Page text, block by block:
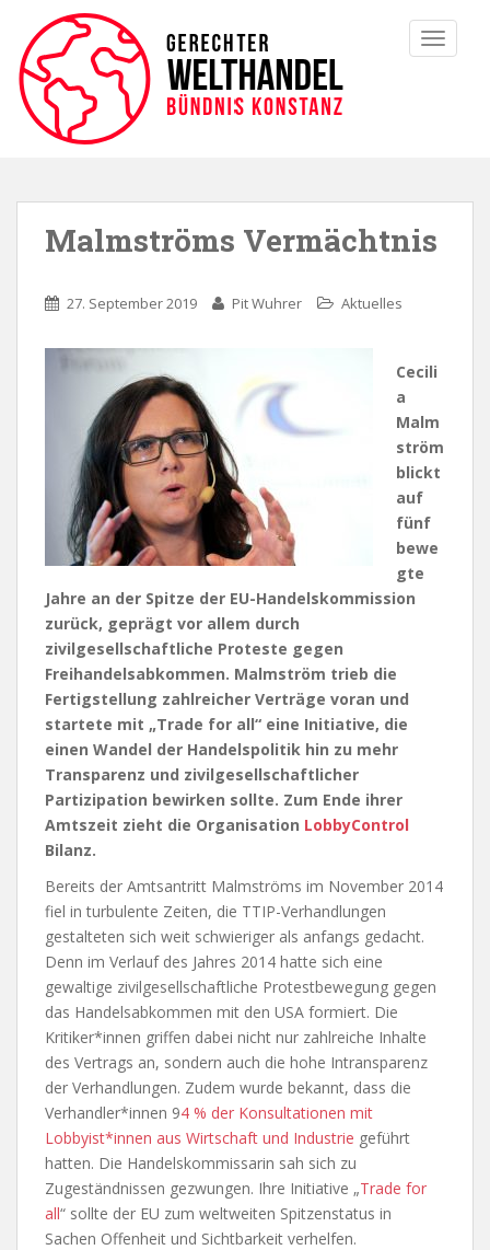
Malmströms Vermächtnis
27. September 2019 Pit Wuhrer Aktuelles
Cecili
a
Malm
ström
blickt
auf
fünf
bewe
gte
Jahre an der Spitze der EU-Handelskommission
zurück, geprägt vor allem durch
zivilgesellschaftliche Proteste gegen
Freihandelsabkommen. Malmström trieb die
Fertigstellung zahlreicher Verträge voran und
startete mit „Trade for all“ eine Initiative, die
einen Wandel der Handelspolitik hin zu mehr
Transparenz und zivilgesellschaftlicher
Partizipation bewirken sollte. Zum Ende ihrer
Amtszeit zieht die Organisation LobbyControl
Bilanz.
Bereits der Amtsantritt Malmströms im November 2014
fiel in turbulente Zeiten, die TTIP-Verhandlungen
gestalteten sich weit schwieriger als anfangs gedacht.
Denn im Verlauf des Jahres 2014 hatte sich eine
gewaltige zivilgesellschaftliche Protestbewegung gegen
das Handelsabkommen mit den USA formiert. Die
Kritiker*innen griffen dabei nicht nur zahlreiche Inhalte
des Vertrags an, sondern auch die hohe Intransparenz
der Verhandlungen. Zudem wurde bekannt, dass die
Verhandler*innen 94 % der Konsultationen mit
Lobbyist*innen aus Wirtschaft und Industrie geführt
hatten. Die Handelskommissarin sah sich zu
Zugeständnissen gezwungen. Ihre Initiative „Trade for
all“ sollte der EU zum weltweiten Spitzenstatus in
Sachen Offenheit und Sichtbarkeit verhelfen.